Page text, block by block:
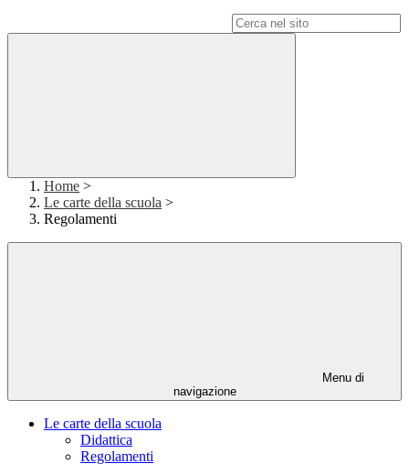
Home >
Le carte della scuola >
Regolamenti
Menu di
navigazione
Le carte della scuola
Didattica
Regolamenti